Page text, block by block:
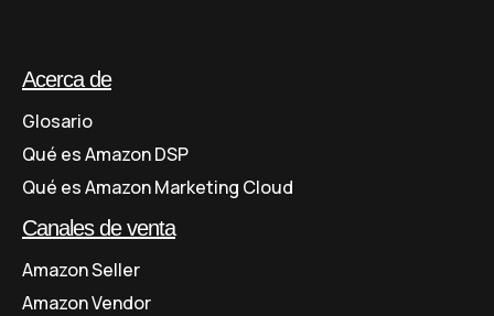
Acerca de
Glosario
Qué es Amazon DSP
Qué es Amazon Marketing Cloud
Canales de venta
Amazon Seller
Amazon Vendor